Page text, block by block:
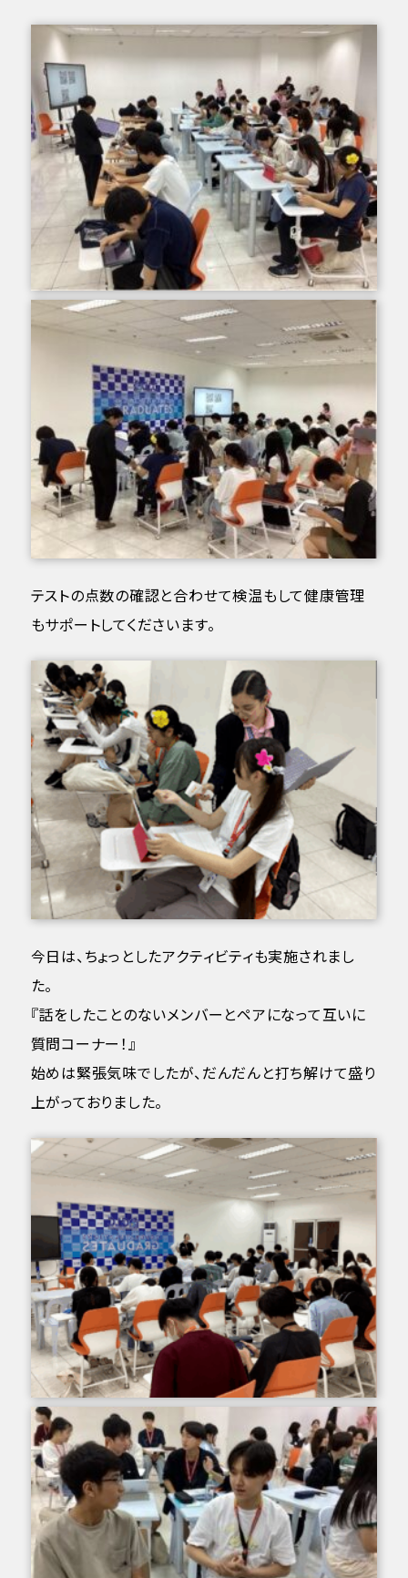
テストの点数の確認と合わせて検温もして健康管理
もサポートしてくださいます。
今日は、ちょっとしたアクティビティも実施されまし
た。
『話をしたことのないメンバーとペアになって互いに
質問コーナー！』
始めは緊張気味でしたが、だんだんと打ち解けて盛り
上がっておりました。